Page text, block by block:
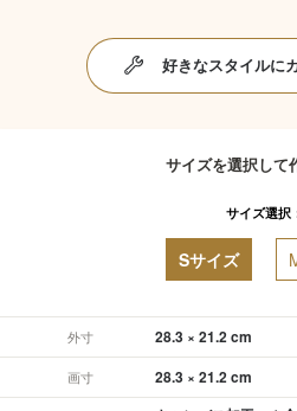
好きなスタイルに
サイズを選択して
サイズ選択
Sサイズ
外寸 28.3 × 21.2 cm
画寸 28.3 × 21.2 cm